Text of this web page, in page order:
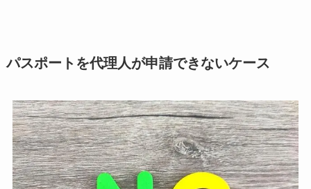
パスポートを代理人が申請できないケース